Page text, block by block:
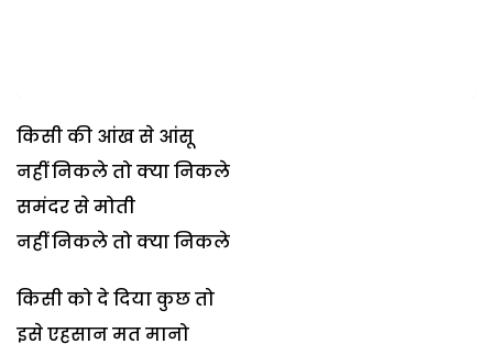
किसी की आंख से आंसू
नहीं निकले तो क्या निकले
समंदर से मोती
नहीं निकले तो क्या निकले
किसी को दे दिया कुछ तो
इसे एहसान मत मानो